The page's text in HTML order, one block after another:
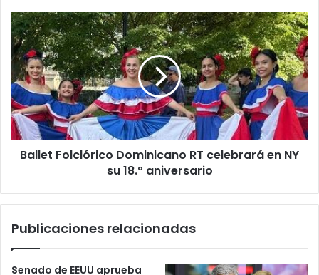
millón
de
dominicanos
Ballet
Folclórico
Dominicano
RT
celebrará
en
NY
su
18.º
aniversario
Ballet Folclórico Dominicano RT celebrará en NY
su 18.º aniversario
Publicaciones relacionadas
Senado de EEUU aprueba